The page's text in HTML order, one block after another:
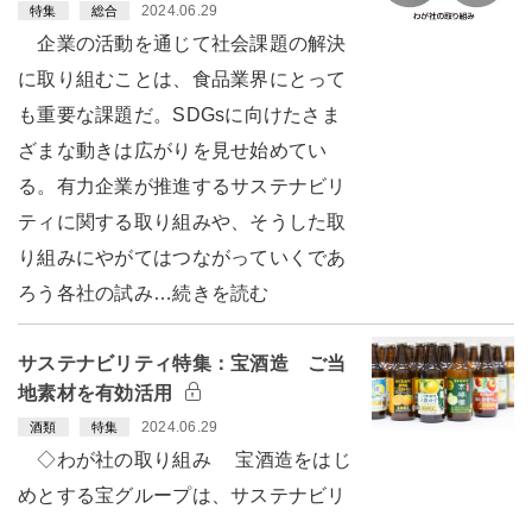
特集 総合 2024.06.29
企業の活動を通じて社会課題の解決
に取り組むことは、食品業界にとって
も重要な課題だ。SDGsに向けたさま
ざまな動きは広がりを見せ始めてい
る。有力企業が推進するサステナビリ
ティに関する取り組みや、そうした取
り組みにやがてはつながっていくであ
ろう各社の試み…続きを読む
サステナビリティ特集：宝酒造 ご当
地素材を有効活用
酒類 特集 2024.06.29
◇わが社の取り組み 宝酒造をはじ
めとする宝グループは、サステナビリ